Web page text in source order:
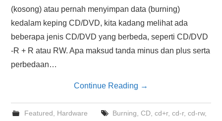
(kosong) atau pernah menyimpan data (burning)
kedalam keping CD/DVD, kita kadang melihat ada
beberapa jenis CD/DVD yang berbeda, seperti CD/DVD
-R + R atau RW. Apa maksud tanda minus dan plus serta
perbedaan…
Continue Reading →
Featured Hardware Burning CD, cd+r, cd-r, cd-rw,